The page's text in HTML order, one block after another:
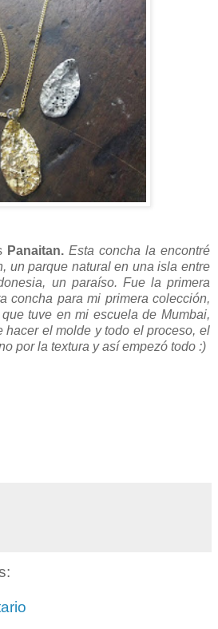
Panaitan. Esta concha la encontré
un parque natural en una isla entre
un paraíso. Fue la primera
concha para mi primera colección,
tuve en mi escuela de Mumbai,
hacer el molde y todo el proceso, el
por la textura y así empezó todo :)